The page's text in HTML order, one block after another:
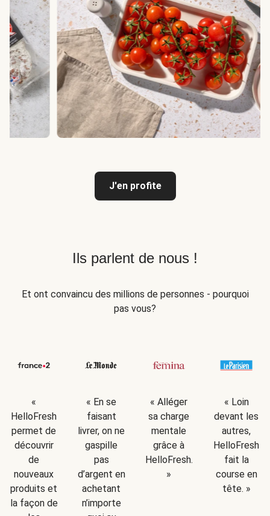
J'en profite
Ils parlent de nous !
Et ont convaincu des millions de personnes - pourquoi
pas vous?
«
HelloFresh
permet de
découvrir
de
nouveaux
produits et
la façon de
« En se
faisant
livrer, on ne
gaspille
pas
d’argent en
achetant
n’importe
« Alléger
sa charge
mentale
grâce à
HelloFresh.
»
« Loin
devant les
autres,
HelloFresh
fait la
course en
tête. »